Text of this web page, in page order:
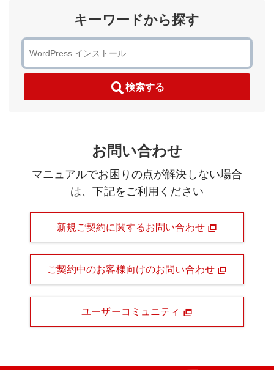
キーワードから探す
検索する
お問い合わせ
マニュアルでお困りの点が解決しない場合
は、下記をご利用ください
新規ご契約に関するお問い合わせ
ご契約中のお客様向けのお問い合わせ
ユーザーコミュニティ